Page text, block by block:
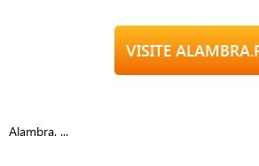
VISITE
Alambra. ...